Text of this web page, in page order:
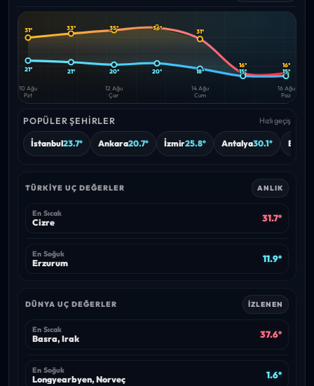
Yüksek Düşük
31°
21°
33°
21°
35°
20°
36°
20°
31°
18°
16°
15°
16°
15°
10 Ağu
Pzt
12 Ağu
Çar
14 Ağu
Cum
16 Ağu
Paz
POPÜLER ŞEHIRLER Hızlı geçiş
İstanbul23.7° Ankara20.7° İzmir25.8° Antalya30.1° Bursa
TÜRKIYE UÇ DEĞERLER ANLIK
En Sıcak
Cizre 31.7°
En Soğuk
Erzurum 11.9°
DÜNYA UÇ DEĞERLER İZLENEN
En Sıcak
Basra, Irak 37.6°
En Soğuk
Longyearbyen, Norveç 1.6°